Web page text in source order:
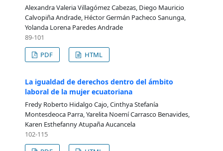
Alexandra Valeria Villagómez Cabezas, Diego Mauricio
Calvopiña Andrade, Héctor Germán Pacheco Sanunga,
Yolanda Lorena Paredes Andrade
89-101
PDF
HTML
La igualdad de derechos dentro del ámbito
laboral de la mujer ecuatoriana
Fredy Roberto Hidalgo Cajo, Cinthya Stefanía
Montesdeoca Parra, Yarelita Noemí Carrasco Benavides,
Karen Esthefanny Atupaña Aucancela
102-115